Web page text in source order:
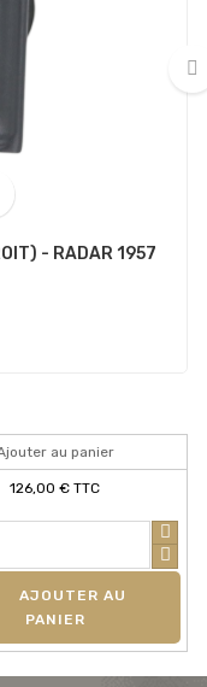
- RADAR 1957
au panier
126,00 € TTC
PANIER